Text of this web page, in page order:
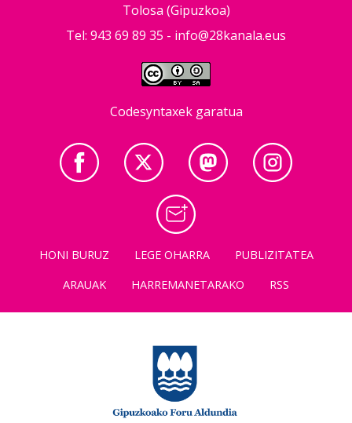
Tolosa (Gipuzkoa)
Tel: 943 69 89 35 - info@28kanala.eus
Codesyntaxek garatua
HONI BURUZ LEGE OHARRA
PUBLIZITATEA
ARAUAK
HARREMANETARAKO RSS